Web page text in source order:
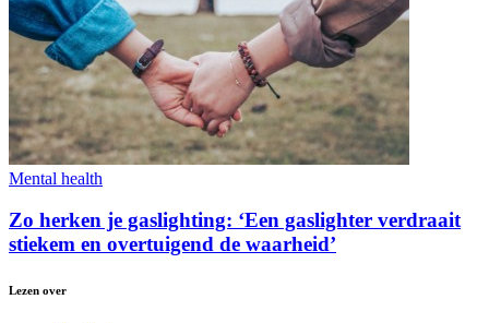
Mental health
Zo herken je gaslighting: ‘Een gaslighter verdraait
stiekem en overtuigend de waarheid’
Lezen over